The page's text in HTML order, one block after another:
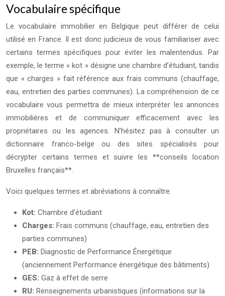
Vocabulaire spécifique
Le vocabulaire immobilier en Belgique peut différer de celui
utilisé en France. Il est donc judicieux de vous familiariser avec
certains termes spécifiques pour éviter les malentendus. Par
exemple, le terme « kot » désigne une chambre d’étudiant, tandis
que « charges » fait référence aux frais communs (chauffage,
eau, entretien des parties communes). La compréhension de ce
vocabulaire vous permettra de mieux interpréter les annonces
immobilières et de communiquer efficacement avec les
propriétaires ou les agences. N’hésitez pas à consulter un
dictionnaire franco-belge ou des sites spécialisés pour
décrypter certains termes et suivre les **conseils location
Bruxelles français**.
Voici quelques termes et abréviations à connaître:
Kot: Chambre d’étudiant
Charges: Frais communs (chauffage, eau, entretien des
parties communes)
PEB: Diagnostic de Performance Énergétique
(anciennement Performance énergétique des bâtiments)
GES: Gaz à effet de serre
RU: Renseignements urbanistiques (informations sur la